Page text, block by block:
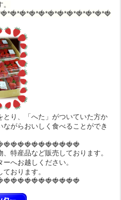
とり、「へた」がついていた方か
がらおいしく食べることができ
特産品など販売しております。
へお越しください。
おります。